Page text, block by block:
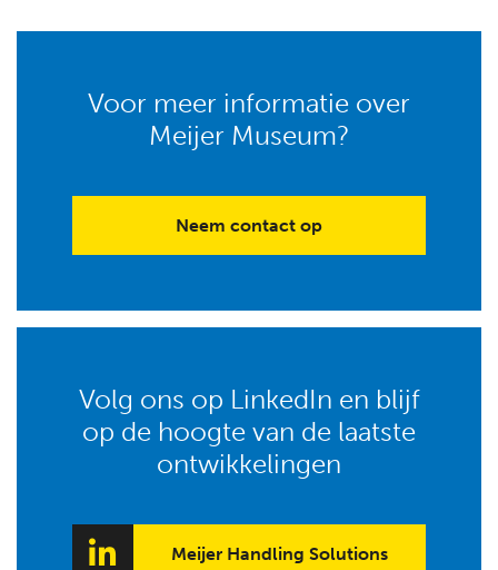
Voor meer informatie over
Meijer Museum?
Neem contact op
Volg ons op LinkedIn en blijf
op de hoogte van de laatste
ontwikkelingen
Meijer Handling Solutions